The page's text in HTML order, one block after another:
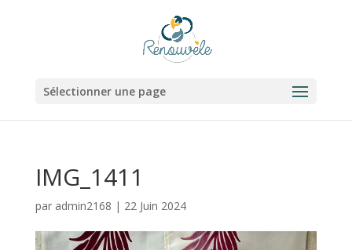
Sélectionner une page
IMG_1411
par admin2168 | 22 Juin 2024